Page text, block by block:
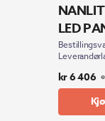
LED
kr6 406